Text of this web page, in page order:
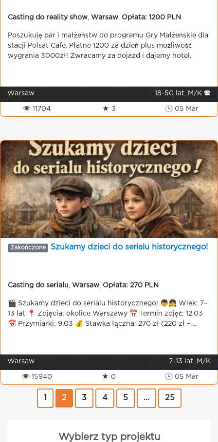
Casting do reality show Warsaw Opłata: 1200 PLN
Poszukuję par i małżeństw do programu Gry Małżeńskie dla
stacji Polsat Cafe. Płatne 1200 za dzień plus możliwość
wygrania 3000zł! Zwracamy za dojazd i dajemy hotel.
Warsaw 18-50 lat, M/K 🕿
👁 11704 ★ 3 🕒 05 Mar
Zakończone Szukamy dzieci do serialu historycznego!
Casting do serialu Warsaw Opłata: 270 PLN
🎬 Szukamy dzieci do serialu historycznego! 👦👧 Wiek: 7–
13 lat 📍 Zdjęcia: okolice Warszawy 📅 Termin zdjęć: 12.03
📅 Przymiarki: 9.03 💰 Stawka łączna: 270 zł (220 zł – ...
Warsaw 7-13 lat, M/K
👁 15940 ★ 0 🕒 05 Mar
2 3 4 5 ... 25
Wybierz typ projektu